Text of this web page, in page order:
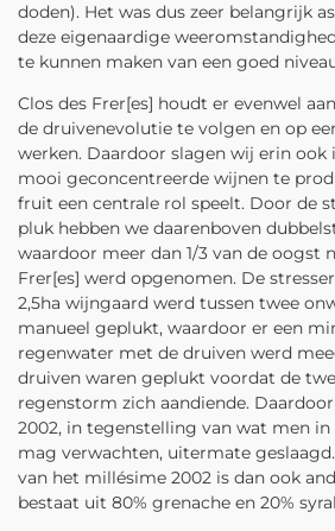
doden). Het was dus zeer belangrijk
deze eigenaardige
te kunnen maken van een goed
Clos des Frer[es] houdt er evenwel
de druivenevolutie te volgen en op
werken. Daardoor slagen wij erin ook
mooi geconcentreerde wijnen te
fruit een centrale rol speelt. Door de
pluk hebben we daarenboven
waardoor meer dan 1/3 van de oogst
Frer[es] werd opgenomen. De
2,5ha wijngaard werd tussen twee
manueel geplukt, waardoor er een
regenwater met de druiven werd
druiven waren geplukt voordat de
regenstorm zich aandiende. Daardoor
2002, in tegenstelling van wat men
mag verwachten, uitermate
van het millésime 2002 is dan ook
bestaat uit 80% grenache en 20%